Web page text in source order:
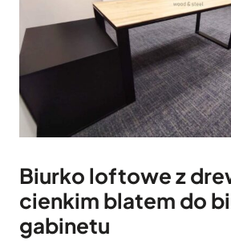
Biurko loftowez
cienkim blatem do
gabinetu